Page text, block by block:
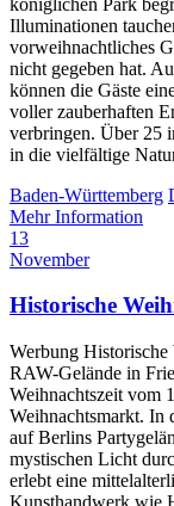
Illuminationen
vorweihnachtliches
nicht gegeben hat.
können die Gäste
voller zauberhaften
verbringen. Über 25
in die vielfältige
Baden-Württemberg
Mehr Information
13
November
Historische
Werbung
RAW-Gelände in
Weihnachtszeit vom
Weihnachtsmarkt. In
auf Berlins
mystischen Licht
erlebt eine